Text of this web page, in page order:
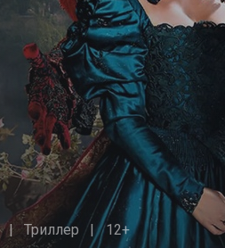
Триллер 12+